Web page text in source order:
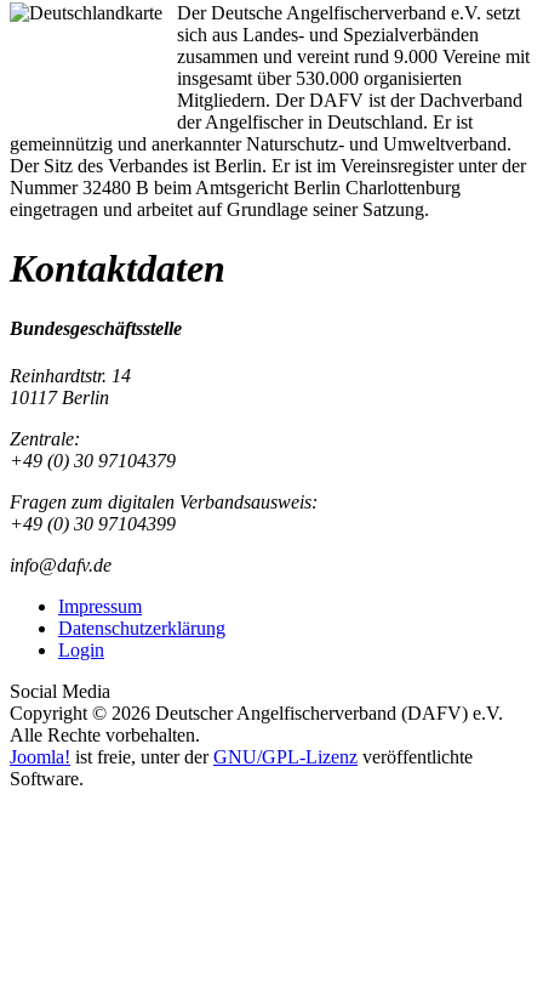
Der Deutsche Angelfischerverband e.V. setzt
sich aus Landes- und Spezialverbänden
zusammen und vereint rund 9.000 Vereine mit
insgesamt über 530.000 organisierten
Mitgliedern. Der DAFV ist der Dachverband
der Angelfischer in Deutschland. Er ist
gemeinnützig und anerkannter Naturschutz- und Umweltverband.
Der Sitz des Verbandes ist Berlin. Er ist im Vereinsregister unter der
Nummer 32480 B beim Amtsgericht Berlin Charlottenburg
eingetragen und arbeitet auf Grundlage seiner Satzung.
Kontaktdaten
Bundesgeschäftsstelle
Reinhardtstr. 14
10117 Berlin
Zentrale:
+49 (0) 30 97104379
Fragen zum digitalen Verbandsausweis:
+49 (0) 30 97104399
info@dafv.de
Impressum
Datenschutzerklärung
Login
Social Media
Copyright © 2026 Deutscher Angelfischerverband (DAFV) e.V.
Alle Rechte vorbehalten.
Joomla! ist freie, unter derGNU/GPL-Lizenz veröffentlichte
Software.